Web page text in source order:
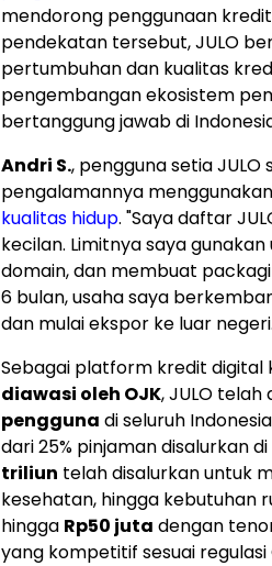
mendorong penggunaan
pendekatan tersebut, JULO
pertumbuhan dan kualitas
pengembangan ekosistem
bertanggung jawab di
Andri S., pengguna setia
pengalamannya
kualitas hidup. "Saya daftar
kecilan. Limitnya saya
domain, dan membuat
6 bulan, usaha saya
dan mulai ekspor ke luar
Sebagai platform kredit digital
diawasi oleh OJK, JULO
pengguna di seluruh
dari 25% pinjaman disalurkan
triliun telah disalurkan untuk
kesehatan, hingga kebutuhan
hingga Rp50 juta dengan
yang kompetitif sesuai regulasi